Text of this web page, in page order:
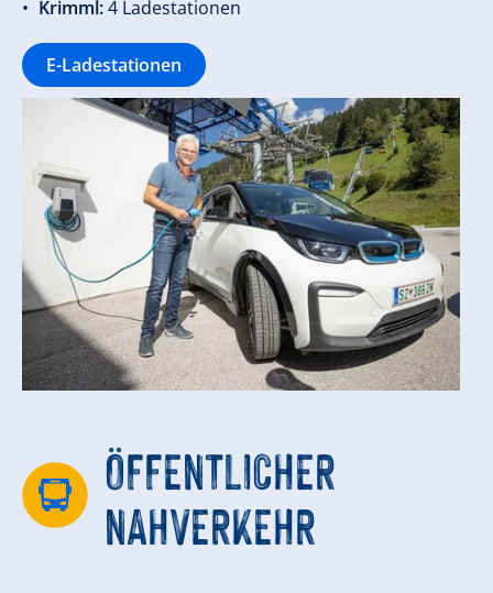
Krimml:4 Ladestationen
E-Ladestationen
ÖFFENTLICHER
NAHVERKEHR